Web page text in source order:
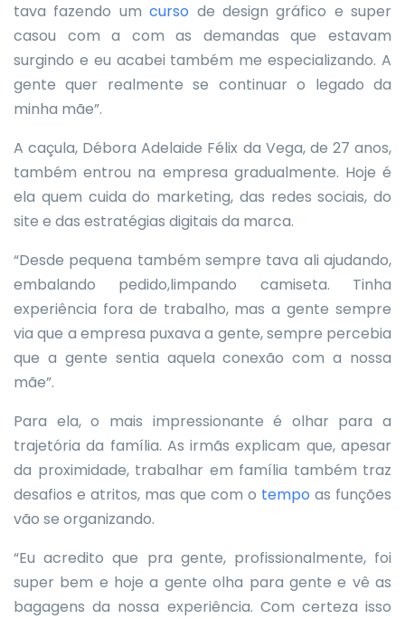
tava fazendo umcurso de design gráfico e super
casou com a com as demandas que estavam
surgindo e eu acabei também me especializando. A
gente quer realmente se continuar o legado da
minha mãe”.
A caçula, Débora Adelaide Félix da Vega, de 27 anos,
também entrou na empresa gradualmente. Hoje é
ela quem cuida do marketing, das redes sociais, do
site e das estratégias digitais da marca.
“Desde pequena também sempre tava ali ajudando,
embalando pedido,limpando camiseta. Tinha
experiência fora de trabalho, mas a gente sempre
via que a empresa puxava a gente, sempre percebia
que a gente sentia aquela conexão com a nossa
mãe”.
Para ela, o mais impressionante é olhar para a
trajetória da família. As irmãs explicam que, apesar
da proximidade, trabalhar em família também traz
desafios e atritos, mas que com o tempo as funções
vão se organizando.
“Eu acredito que pra gente, profissionalmente, foi
super bem e hoje a gente olha para gente e vê as
bagagens da nossa experiência. Com certeza isso